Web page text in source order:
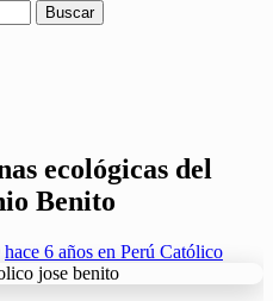
ecológicas del
Benito
hace 6 años en Perú Católico